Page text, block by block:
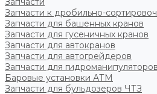
Запчасти к дробильно-
Запчасти для башенных кранов
Запчасти для гусеничных кранов
Запчасти для автокранов
Запчасти для автогрейдеров
Запчасти для
Баровые установки АТМ
Запчасти для бульдозеров ЧТЗ